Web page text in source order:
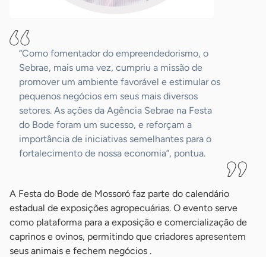
“Como fomentador do empreendedorismo, o
Sebrae, mais uma vez, cumpriu a missão de
promover um ambiente favorável e estimular os
pequenos negócios em seus mais diversos
setores. As ações da Agência Sebrae na Festa
do Bode foram um sucesso, e reforçam a
importância de iniciativas semelhantes para o
fortalecimento de nossa economia”, pontua.
A Festa do Bode de Mossoró faz parte do calendário
estadual de exposições agropecuárias. O evento serve
como plataforma para a exposição e comercialização de
caprinos e ovinos, permitindo que criadores apresentem
seus animais e fechem negócios .